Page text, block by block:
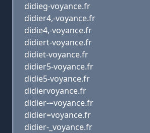
didieg-voyance.fr
didier4,-voyance.fr
didie4,-voyance.fr
didiert-voyance.fr
didiet-voyance.fr
didier5-voyance.fr
didie5-voyance.fr
didiervoyance.fr
didier-=voyance.fr
didier=voyance.fr
didier-_voyance.fr